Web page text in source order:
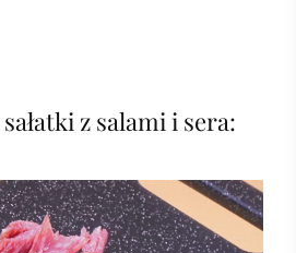
z salami i sera: